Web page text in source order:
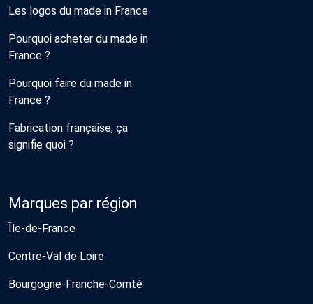
Les logos du made in France
Pourquoi acheter du made in
France ?
Pourquoi faire du made in
France ?
Fabrication française, ça
signifie quoi ?
Marques par région
Île-de-France
Centre-Val de Loire
Bourgogne-Franche-Comté